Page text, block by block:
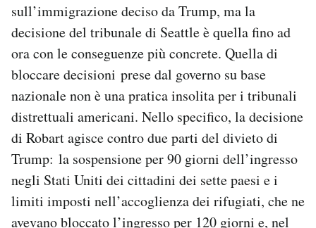
sull’immigrazione deciso da Trump, ma la
decisione del tribunale di Seattle è quella fino ad
ora con le conseguenze più concrete. Quella di
bloccare decisioni prese dal governo su base
nazionale non è una pratica insolita per i tribunali
distrettuali americani. Nello specifico, la decisione
di Robart agisce contro due parti del divieto di
Trump: la sospensione per 90 giorni dell’ingresso
negli Stati Uniti dei cittadini dei sette paesi e i
limiti imposti nell’accoglienza dei rifugiati, che ne
avevano bloccato l’ingresso per 120 giorni e, nel